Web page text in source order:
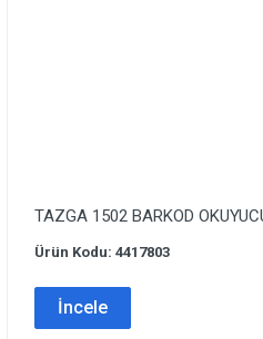
TAZGA 1502 BARKOD
Ürün Kodu: 4417803
İncele